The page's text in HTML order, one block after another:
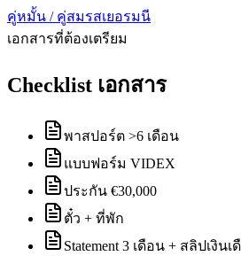
คู่หมั้น / คู่สมรสเยอรมนี
เอกสารที่ต้องเตรียม
Checklist เอกสาร
พาสปอร์ต >6 เดือน
แบบฟอร์ม VIDEX
ประกัน €30,000
ตั๋ว + ที่พัก
Statement 3 เดือน + สลิปเงินเ